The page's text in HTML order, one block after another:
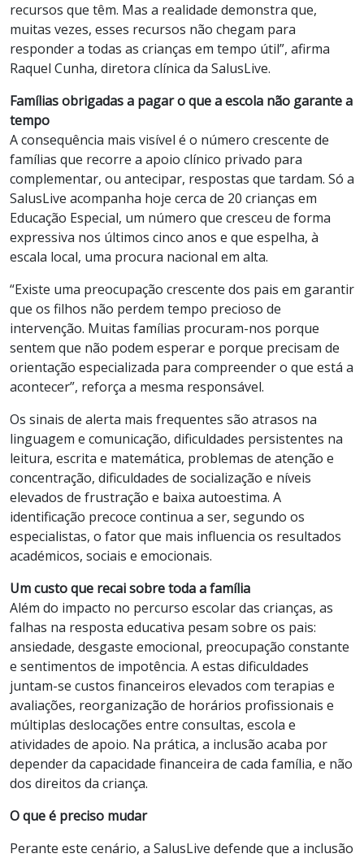
recursos que têm. Mas a realidade demonstra que,
muitas vezes, esses recursos não chegam para
responder a todas as crianças em tempo útil”, afirma
Raquel Cunha, diretora clínica da SalusLive.
Famílias obrigadas a pagar o que a escola não garante a
tempo
A consequência mais visível é o número crescente de
famílias que recorre a apoio clínico privado para
complementar, ou antecipar, respostas que tardam. Só a
SalusLive acompanha hoje cerca de 20 crianças em
Educação Especial, um número que cresceu de forma
expressiva nos últimos cinco anos e que espelha, à
escala local, uma procura nacional em alta.
“Existe uma preocupação crescente dos pais em garantir
que os filhos não perdem tempo precioso de
intervenção. Muitas famílias procuram-nos porque
sentem que não podem esperar e porque precisam de
orientação especializada para compreender o que está a
acontecer”, reforça a mesma responsável.
Os sinais de alerta mais frequentes são atrasos na
linguagem e comunicação, dificuldades persistentes na
leitura, escrita e matemática, problemas de atenção e
concentração, dificuldades de socialização e níveis
elevados de frustração e baixa autoestima. A
identificação precoce continua a ser, segundo os
especialistas, o fator que mais influencia os resultados
académicos, sociais e emocionais.
Um custo que recai sobre toda a família
Além do impacto no percurso escolar das crianças, as
falhas na resposta educativa pesam sobre os pais:
ansiedade, desgaste emocional, preocupação constante
e sentimentos de impotência. A estas dificuldades
juntam-se custos financeiros elevados com terapias e
avaliações, reorganização de horários profissionais e
múltiplas deslocações entre consultas, escola e
atividades de apoio. Na prática, a inclusão acaba por
depender da capacidade financeira de cada família, e não
dos direitos da criança.
O que é preciso mudar
Perante este cenário, a SalusLive defende que a inclusão